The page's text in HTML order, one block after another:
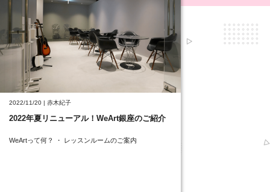
2022/11/20 | 赤木紀子
2022年夏リニューアル！WeArt銀座のご紹介
WeArtって何？ ・ レッスンルームのご案内